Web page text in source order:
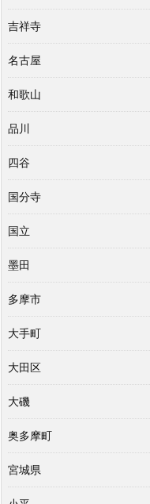
吉祥寺
名古屋
和歌山
品川
四谷
国分寺
国立
墨田
多摩市
大手町
大田区
大磯
奥多摩町
宮城県